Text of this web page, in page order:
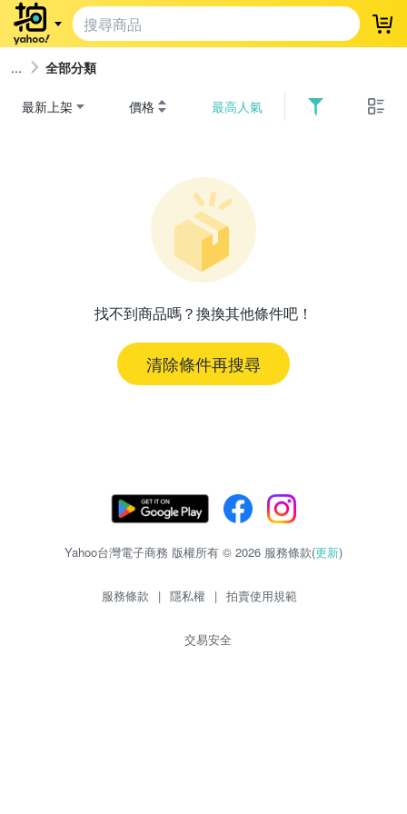
登
全部分類
最新上架 價格 最高人氣
找不到商品嗎？換換其他條件吧！
清除條件再搜尋
Yahoo台灣電子商務 版權所有 © 2026 服務條款(更新)
服務條款 | 隱私權 | 拍賣使用規範
交易安全